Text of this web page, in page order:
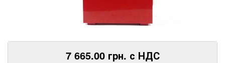
7 665.00 грн. с НДС